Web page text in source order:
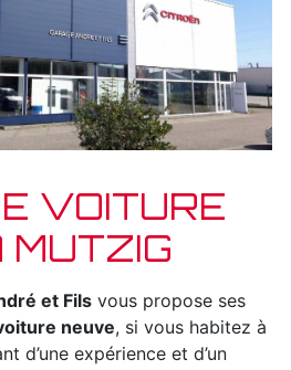
VOITURE
et Fils vous propose ses
neuve, si vous habitez à
d’une expérience et d’un